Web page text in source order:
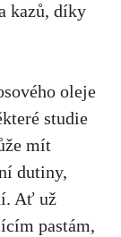
kazů, díky
oleje
studie
mít
dutiny,
Ať už
pastám,